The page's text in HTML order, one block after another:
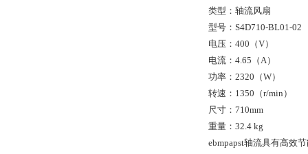
类型：轴流风扇
型号：S4D710-BL01-02
电压：400（V）
电流：4.65（A）
功率：2320（W）
转速：1350（r/min）
尺寸：710mm
重量：32.4 kg
ebmpapst轴流具有高效